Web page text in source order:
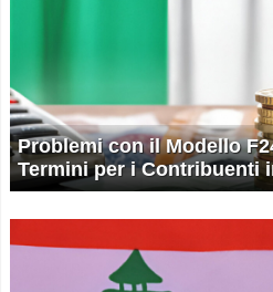
Problemi con il Modello
Termini per i Contribuenti